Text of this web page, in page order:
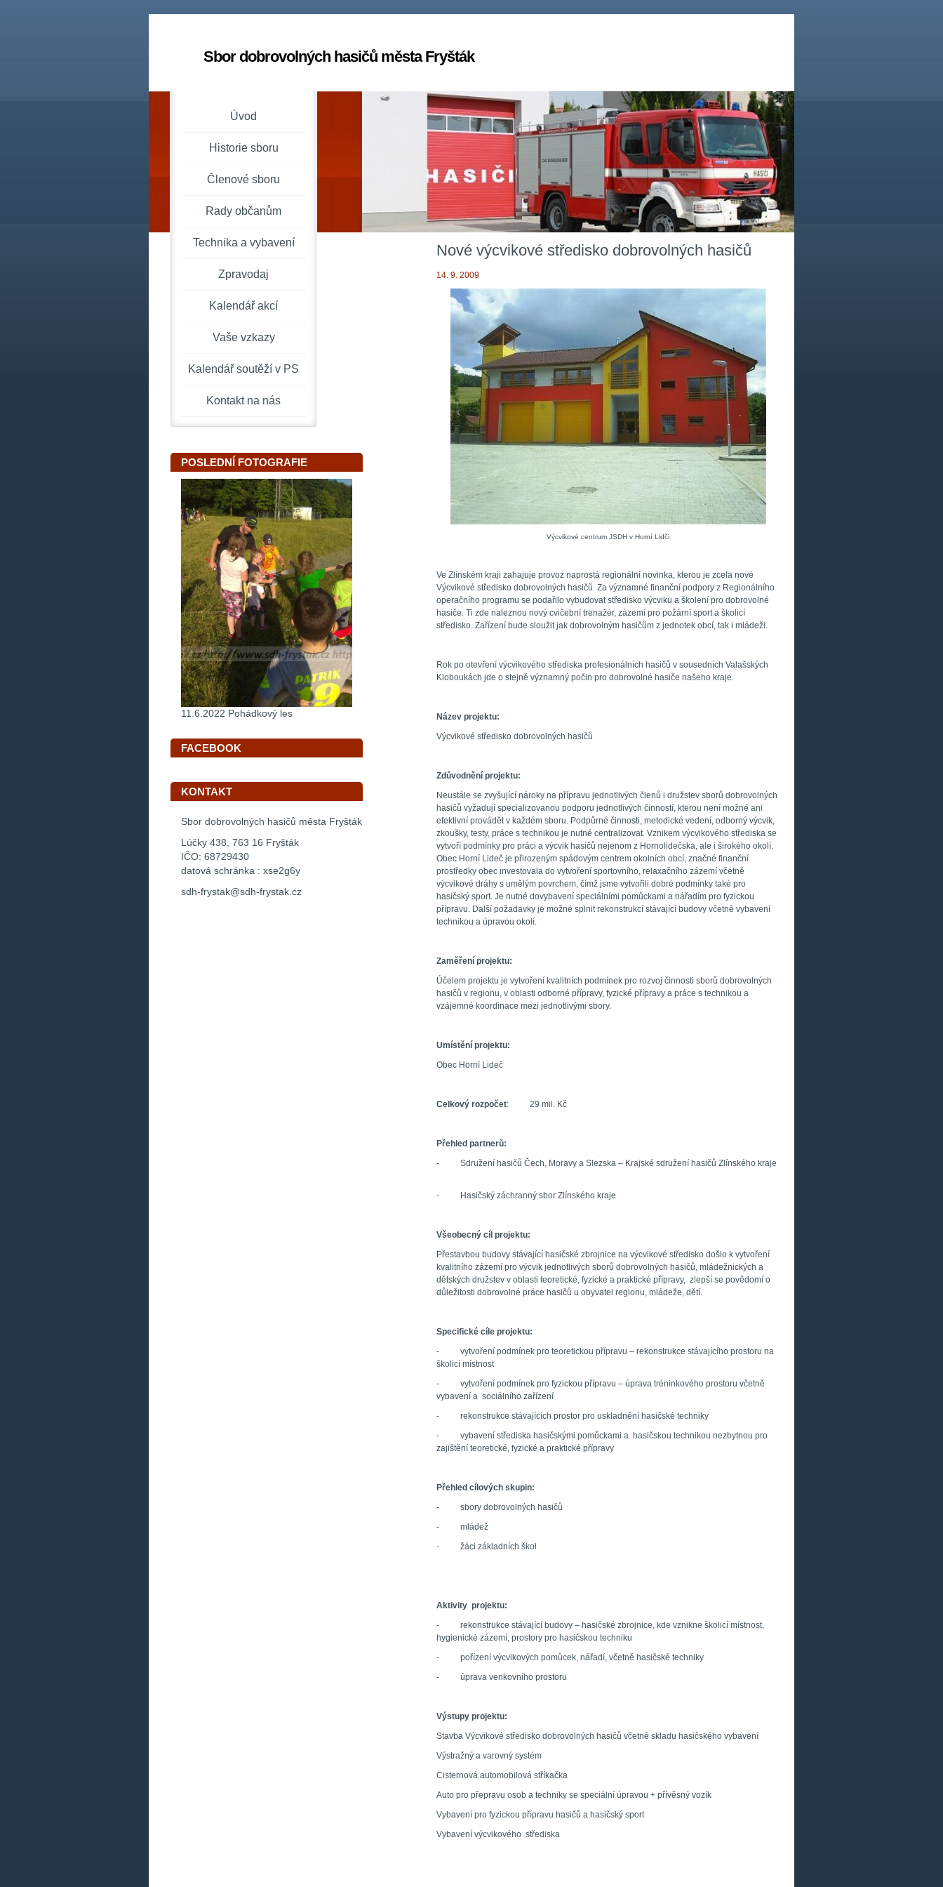
Sbor dobrovolných hasičů města Fryšták
Nové výcvikové středisko dobrovolných hasičů
14. 9. 2009
Výcvikové centrum JSDH v Horní Lidči
Ve Zlínském kraji zahajuje provoz naprostá regionální novinka, kterou je zcela nové
Výcvikové středisko dobrovolných hasičů. Za významné finanční podpory z Regionálního
operačního programu se podařilo vybudovat středisko výcviku a školení pro dobrovolné
hasiče. Ti zde naleznou nový cvičební trenažér, zázemí pro požární sport a školicí
středisko. Zařízení bude sloužit jak dobrovolným hasičům z jednotek obcí, tak i mládeži.
Rok po otevření výcvikového střediska profesionálních hasičů v sousedních Valašských
Kloboukách jde o stejně významný počin pro dobrovolné hasiče našeho kraje.
Název projektu:
Výcvikové středisko dobrovolných hasičů
Zdůvodnění projektu:
Neustále se zvyšující nároky na přípravu jednotlivých členů i družstev sborů dobrovolných
hasičů vyžadují specializovanou podporu jednotlivých činností, kterou není možné ani
efektivní provádět v každém sboru. Podpůrné činnosti, metodické vedení, odborný výcvik,
zkoušky, testy, práce s technikou je nutné centralizovat. Vznikem výcvikového střediska se
vytvoří podmínky pro práci a výcvik hasičů nejenom z Hornolidečska, ale i širokého okolí.
Obec Horní Lideč je přirozeným spádovým centrem okolních obcí, značné finanční
prostředky obec investovala do vytvoření sportovního, relaxačního zázemí včetně
výcvikové dráhy s umělým povrchem, čímž jsme vytvořili dobré podmínky také pro
hasičský sport. Je nutné dovybavení speciálními pomůckami a nářadím pro fyzickou
přípravu. Další požadavky je možné splnit rekonstrukcí stávající budovy včetně vybavení
technikou a úpravou okolí.
Zaměření projektu:
Účelem projektu je vytvoření kvalitních podmínek pro rozvoj činnosti sborů dobrovolných
hasičů v regionu, v oblasti odborné přípravy, fyzické přípravy a práce s technikou a
vzájemné koordinace mezi jednotlivými sbory.
Umístění projektu:
Obec Horní Lideč
Celkový rozpočet: 29 mil. Kč
Přehled partnerů:
- Sdružení hasičů Čech, Moravy a Slezska – Krajské sdružení hasičů Zlínského kraje
- Hasičský záchranný sbor Zlínského kraje
Všeobecný cíl projektu:
Přestavbou budovy stávající hasičské zbrojnice na výcvikové středisko došlo k vytvoření
kvalitního zázemí pro výcvik jednotlivých sborů dobrovolných hasičů, mládežnických a
dětských družstev v oblasti teoretické, fyzické a praktické přípravy, zlepší se povědomí o
důležitosti dobrovolné práce hasičů u obyvatel regionu, mládeže, dětí.
Specifické cíle projektu:
- vytvoření podmínek pro teoretickou přípravu – rekonstrukce stávajícího prostoru na
školicí místnost
- vytvoření podmínek pro fyzickou přípravu – úprava tréninkového prostoru včetně
vybavení a sociálního zařízení
- rekonstrukce stávajících prostor pro uskladnění hasičské techniky
- vybavení střediska hasičskými pomůckami a hasičskou technikou nezbytnou pro
zajištění teoretické, fyzické a praktické přípravy
Přehled cílových skupin:
- sbory dobrovolných hasičů
- mládež
- žáci základních škol
Aktivity projektu:
- rekonstrukce stávající budovy – hasičské zbrojnice, kde vznikne školicí místnost,
hygienické zázemí, prostory pro hasičskou techniku
- pořízení výcvikových pomůcek, nářadí, včetně hasičské techniky
- úprava venkovního prostoru
Výstupy projektu:
Stavba Výcvikové středisko dobrovolných hasičů včetně skladu hasičského vybavení
Výstražný a varovný systém
Cisternová automobilová stříkačka
Auto pro přepravu osob a techniky se speciální úpravou + přívěsný vozík
Vybavení pro fyzickou přípravu hasičů a hasičský sport
Vybavení výcvikového střediska
Úvod
Historie sboru
Členové sboru
Rady občanům
Technika a vybavení
Zpravodaj
Kalendář akcí
Vaše vzkazy
Kalendář soutěží v PS
Kontakt na nás
POSLEDNÍ FOTOGRAFIE
11.6.2022 Pohádkový les
FACEBOOK
KONTAKT
Sbor dobrovolných hasičů města Fryšták
Lúčky 438, 763 16 Fryšták
IČO: 68729430
datová schránka : xse2g6y
sdh-frystak@sdh-frystak.cz